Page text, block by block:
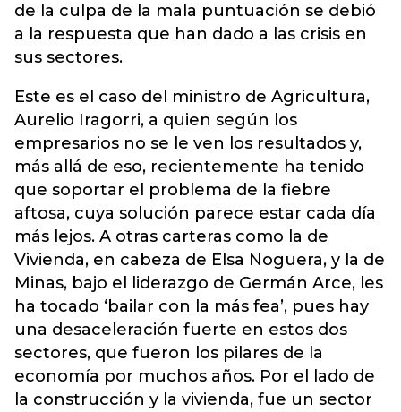
de la culpa de la mala puntuación se debió
a la respuesta que han dado a las crisis en
sus sectores.
Este es el caso del ministro de Agricultura,
Aurelio Iragorri, a quien según los
empresarios no se le ven los resultados y,
más allá de eso, recientemente ha tenido
que soportar el problema de la fiebre
aftosa, cuya solución parece estar cada día
más lejos. A otras carteras como la de
Vivienda, en cabeza de Elsa Noguera, y la de
Minas, bajo el liderazgo de Germán Arce, les
ha tocado ‘bailar con la más fea’, pues hay
una desaceleración fuerte en estos dos
sectores, que fueron los pilares de la
economía por muchos años. Por el lado de
la construcción y la vivienda, fue un sector